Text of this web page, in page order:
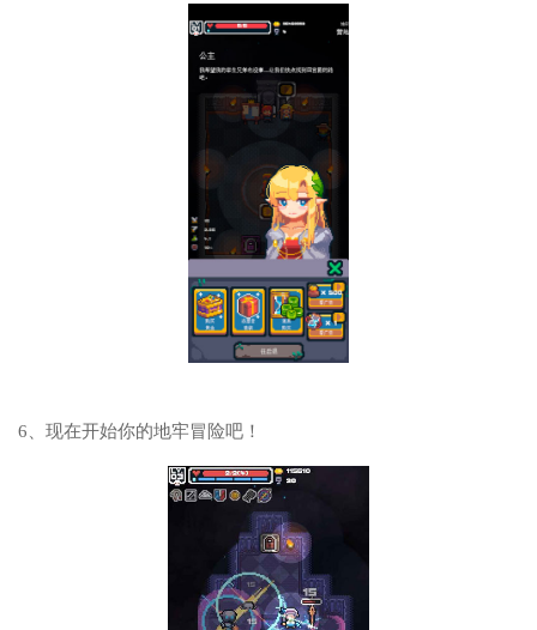
6、现在开始你的地牢冒险吧！